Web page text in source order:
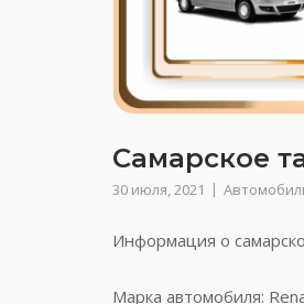
Самарское
30 июля, 2021
Информация о
Марка автомобиля: